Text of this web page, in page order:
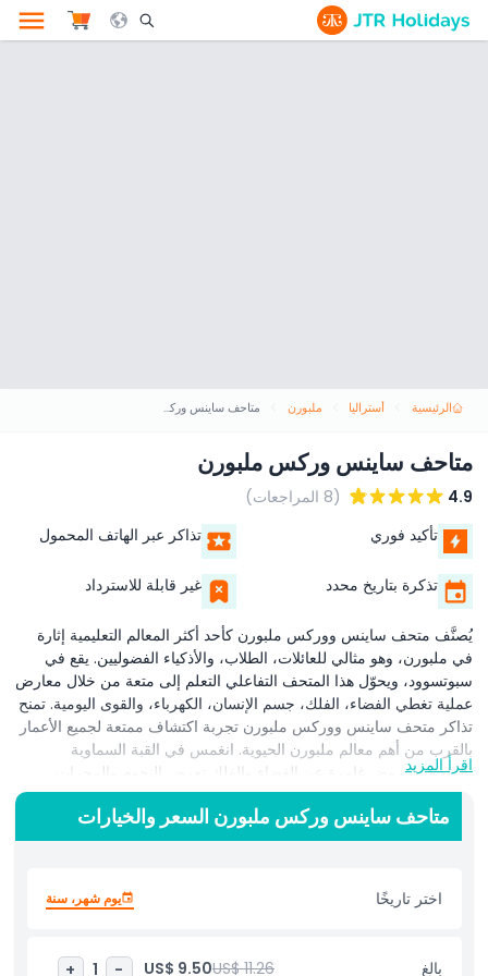
Search Opener Icon
الرئيسية أستراليا ملبورن متاحف ساينس وركس ملبورن
متاحف ساينس وركس ملبورن
4.9
(8 المراجعات)
تأكيد فوري
تذاكر عبر الهاتف المحمول
تذكرة بتاريخ محدد غير قابلة للاسترداد
يُصنَّف متحف ساينس ووركس ملبورن كأحد أكثر المعالم التعليمية إثارة
في ملبورن، وهو مثالي للعائلات، الطلاب، والأذكياء الفضوليين. يقع في
سبوتسوود، ويحوّل هذا المتحف التفاعلي التعلم إلى متعة من خلال معارض
عملية تغطي الفضاء، الفلك، جسم الإنسان، الكهرباء، والقوى اليومية. تمنح
تذاكر متحف ساينس ووركس ملبورن تجربة اكتشاف ممتعة لجميع الأعمار
بالقرب من أهم معالم ملبورن الحيوية. انغمس في القبة السماوية
بالمتحف لعروض غامرة عن الفضاء والفلك تعرض النجوم والمجرات
وعجائب الكون. شارك في سباقات افتراضية، استكشف كيفية عمل
الآلات، وأجرِ تجارب ممتعة في مناطق مخصصة تحفز الخيال والإبداع.
يستكشف الأطفال والكبار جسم الإنسان، الدوائر الكهربائية، والقوى
الفهم. تؤكد تذاكر دخول ساينس ووركس ملبورن على التعلم من خلال
الاكتشاف مع أنشطة مناسبة للمجموعات المدرسية، العائلات، والمتعلمين
المدارس المحتوى متجددًا طوال العام. سواء كنت مستكشفًا للعلوم لأول
اقرأ المزيد
متاحف ساينس وركس ملبورن السعر والخيارات
اختر تاريخًا يوم شهر، سنة
بالغ US$ 11.26
US$ 9.50
-
1
+